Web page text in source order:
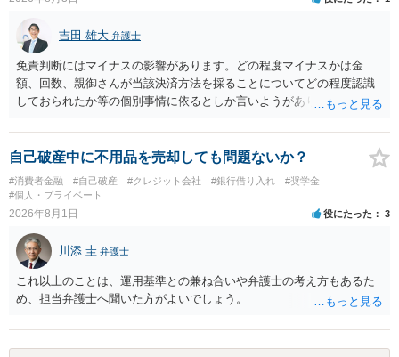
吉田 雄大 弁護士
免責判断にはマイナスの影響があります。どの程度マイナスかは金
額、回数、親御さんが当該決済方法を採ることについてどの程度認識
しておられたか等の個別事情に依るとしか言いようがありません。 と
なって相談し、善後策を考えることをお勧めします。
自己破産中に不用品を売却しても問題ないか？
#消費者金融 #自己破産 #クレジット会社 #銀行借り入れ
#奨学金
#個人・プライベート
2026年8月1日 役にたった 3
川添 圭 弁護士
これ以上のことは、運用基準との兼ね合いや弁護士の考え方もあるた
め、担当弁護士へ聞いた方がよいでしょう。